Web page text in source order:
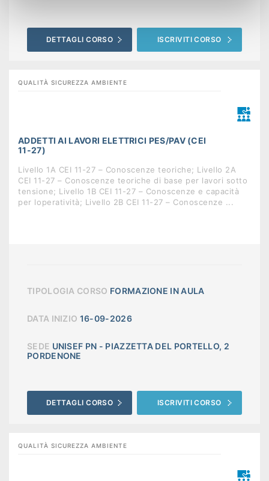
DETTAGLI CORSO ISCRIVITI CORSO
QUALITÀ SICUREZZA AMBIENTE
ADDETTI AI LAVORI ELETTRICI PES/PAV (CEI
11-27)
Livello 1A CEI 11-27 – Conoscenze teoriche; Livello 2A
CEI 11-27 – Conoscenze teoriche di base per lavori sotto
tensione; Livello 1B CEI 11-27 – Conoscenze e capacità
per loperatività; Livello 2B CEI 11-27 – Conoscenze ...
TIPOLOGIA CORSO FORMAZIONE IN AULA
DATA INIZIO 16-09-2026
SEDE UNISEF PN - PIAZZETTA DEL PORTELLO, 2
PORDENONE
DETTAGLI CORSO ISCRIVITI CORSO
QUALITÀ SICUREZZA AMBIENTE